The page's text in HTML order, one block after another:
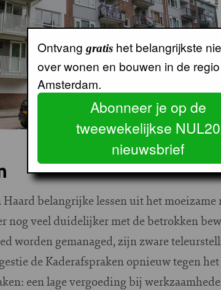
Gedeelde
belangrijke lessen uit het
nog veel duidelijker met de betrokken
worden gemanaged, zijn zware
de Kaderafspraken opnieuw tegen
een lage vergoeding bij
Ontvang gratis het belangrijkste
over wonen en bouwen in de regio
Amsterdam.
Abonneer je op de
tweewekelijkse NUL20
nieuwsbrief